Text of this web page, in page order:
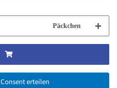
Päckchen
Consent erteilen